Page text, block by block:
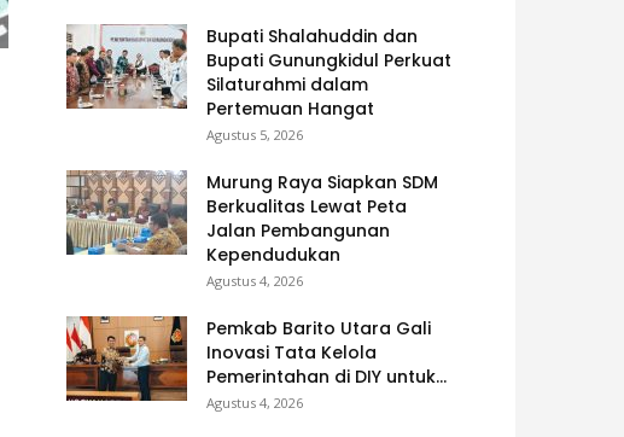
Bupati Shalahuddin dan
Bupati Gunungkidul Perkuat
Silaturahmi dalam
Pertemuan Hangat
Agustus 5, 2026
Murung Raya Siapkan SDM
Berkualitas Lewat Peta
Jalan Pembangunan
Kependudukan
Agustus 4, 2026
Pemkab Barito Utara Gali
Inovasi Tata Kelola
Pemerintahan di DIY untuk...
Agustus 4, 2026